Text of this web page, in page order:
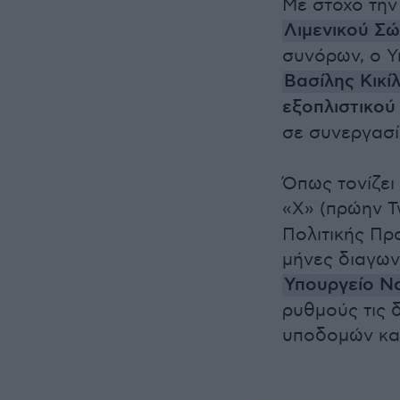
Με στόχο την
Λιμενικού
συνόρων, ο
Βασίλης
σε
Όπως
«Χ» (πρώην
Πολιτικής
μήνες
Υπουργείο
ρυθμούς τις
υποδομών